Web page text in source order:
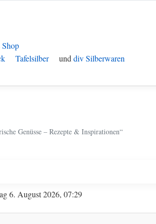
Tafelsilber und div Silberwaren
Genüsse – Rezepte & Inspirationen“
6. August 2026, 07:29